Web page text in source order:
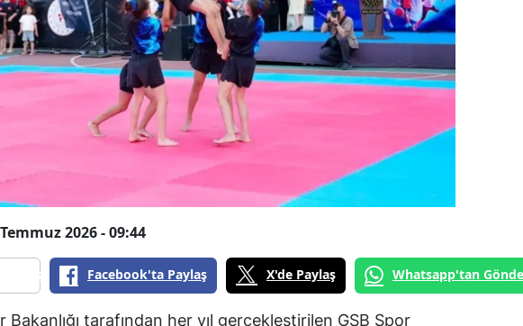
2026 - 09:44
Facebook'ta Paylaş X'de Paylaş Whatsapp'tan
Bakanlığı tarafından her yıl gerçekleştirilen GSB Spor